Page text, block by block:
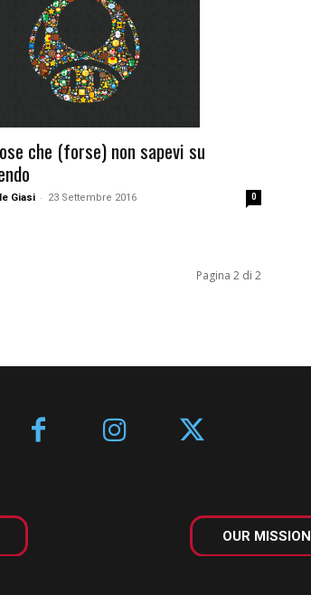
che (forse) non sapevi su
Giasi - 23 Settembre 2016 0
Pagina 2 di 2
OUR MISSION